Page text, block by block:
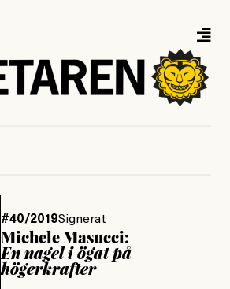
#40/2019Signerat
Michele Masucci:
En nagel i ögat på
högerkrafter